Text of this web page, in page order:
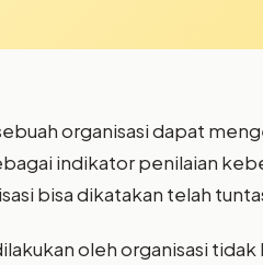
organisasi dapat
indikator penilaian
bisa dikatakan telah
oleh organisasi